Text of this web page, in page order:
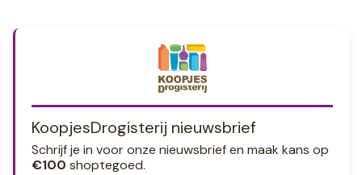
KoopjesDrogisterij nieuwsbrief
Schrijf je in voor onze nieuwsbrief en maak kans op
€100 shoptegoed.